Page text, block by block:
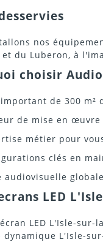
nos
et du Luberon, à
choisir
de 300
de mise en
métier pour
clés en
audiovisuelle
LED
LED L'Isle-sur-
dynamique L'Isle-